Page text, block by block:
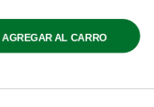
AL CARRO